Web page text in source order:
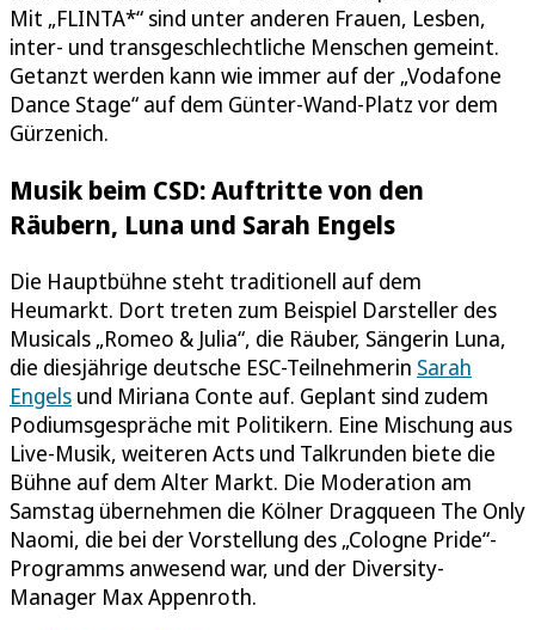
Mit „FLINTA*“ sind unter anderen Frauen, Lesben,
inter- und transgeschlechtliche Menschen gemeint.
Getanzt werden kann wie immer auf der „Vodafone
Dance Stage“ auf dem Günter-Wand-Platz vor dem
Gürzenich.
Musik beim CSD: Auftritte von den
Räubern, Luna und Sarah Engels
Die Hauptbühne steht traditionell auf dem
Heumarkt. Dort treten zum Beispiel Darsteller des
Musicals „Romeo & Julia“, die Räuber, Sängerin Luna,
die diesjährige deutsche ESC-Teilnehmerin Sarah
Engels und Miriana Conte auf. Geplant sind zudem
Podiumsgespräche mit Politikern. Eine Mischung aus
Live-Musik, weiteren Acts und Talkrunden biete die
Bühne auf dem Alter Markt. Die Moderation am
Samstag übernehmen die Kölner Dragqueen The Only
Naomi, die bei der Vorstellung des „Cologne Pride“-
Programms anwesend war, und der Diversity-
Manager Max Appenroth.